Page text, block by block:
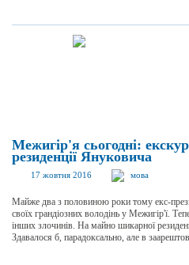
Межигір'я сьогодні:
резиденції Януковича
17 жовтня 2016 мова
Майже два з половиною роки тому екс-
своїх грандіозних володінь у Межигір'ї.
інших злочинів. На майно шикарної
Здавалося б, парадоксально, але в